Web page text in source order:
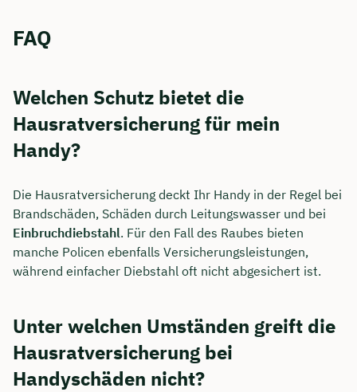
FAQ
Welchen Schutz bietet die
Hausratversicherung für mein
Handy?
Die Hausratversicherung deckt Ihr Handy in der Regel bei
Brandschäden, Schäden durch Leitungswasser und bei
Einbruchdiebstahl. Für den Fall des Raubes bieten
manche Policen ebenfalls Versicherungsleistungen,
während einfacher Diebstahl oft nicht abgesichert ist.
Unter welchen Umständen greift die
Hausratversicherung bei
Handyschäden nicht?